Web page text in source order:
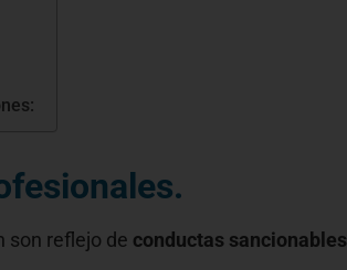
son reflejo de conductas sancionables